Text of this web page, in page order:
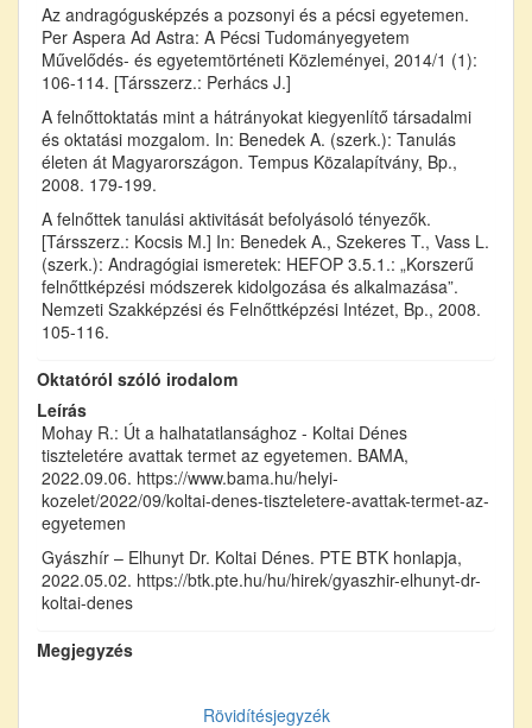
Az andragógusképzés a pozsonyi és a pécsi egyetemen.
Per Aspera Ad Astra: A Pécsi Tudományegyetem
Művelődés- és egyetemtörténeti Közleményei, 2014/1 (1):
106-114. [Társszerz.: Perhács J.]
A felnőttoktatás mint a hátrányokat kiegyenlítő társadalmi
és oktatási mozgalom. In: Benedek A. (szerk.): Tanulás
életen át Magyarországon. Tempus Közalapítvány, Bp.,
2008. 179-199.
A felnőttek tanulási aktivitását befolyásoló tényezők.
[Társszerz.: Kocsis M.] In: Benedek A., Szekeres T., Vass L.
(szerk.): Andragógiai ismeretek: HEFOP 3.5.1.: „Korszerű
felnőttképzési módszerek kidolgozása és alkalmazása”.
Nemzeti Szakképzési és Felnőttképzési Intézet, Bp., 2008.
105-116.
Oktatóról szóló irodalom
Leírás
Mohay R.: Út a halhatatlansághoz - Koltai Dénes
tiszteletére avattak termet az egyetemen. BAMA,
2022.09.06. https://www.bama.hu/helyi-
kozelet/2022/09/koltai-denes-tiszteletere-avattak-termet-az-
egyetemen
Gyászhír – Elhunyt Dr. Koltai Dénes. PTE BTK honlapja,
2022.05.02. https://btk.pte.hu/hu/hirek/gyaszhir-elhunyt-dr-
koltai-denes
Megjegyzés
Rövidítésjegyzék